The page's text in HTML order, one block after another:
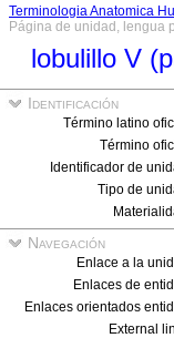
Terminologia Anatomica
Página de unidad, lengua
lobulillo V
Identificación
Término latino
Término
Identificador de
Tipo de
Navegación
Enlace a la
Enlaces de
Enlaces orientados
External